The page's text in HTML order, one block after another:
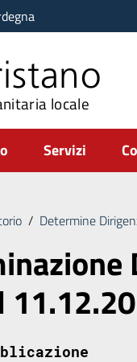
locale
Servizi
/ Determine